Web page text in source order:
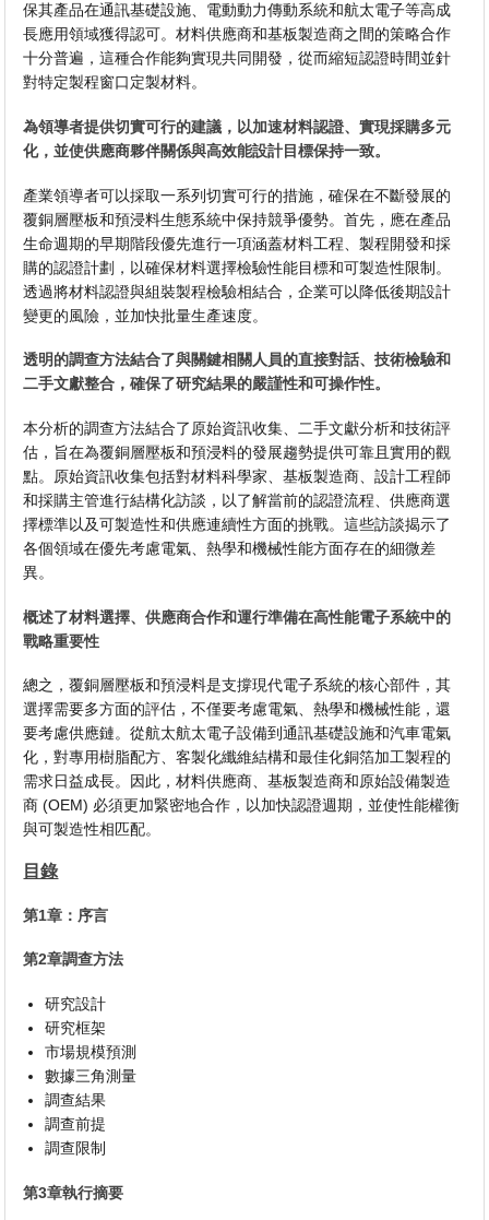
保其產品在通訊基礎設施、電動動力傳動系統和航太電子等高成
長應用領域獲得認可。材料供應商和基板製造商之間的策略合作
十分普遍，這種合作能夠實現共同開發，從而縮短認證時間並針
對特定製程窗口定製材料。
為領導者提供切實可行的建議，以加速材料認證、實現採購多元
化，並使供應商夥伴關係與高效能設計目標保持一致。
產業領導者可以採取一系列切實可行的措施，確保在不斷發展的
覆銅層壓板和預浸料生態系統中保持競爭優勢。首先，應在產品
生命週期的早期階段優先進行一項涵蓋材料工程、製程開發和採
購的認證計劃，以確保材料選擇檢驗性能目標和可製造性限制。
透過將材料認證與組裝製程檢驗相結合，企業可以降低後期設計
變更的風險，並加快批量生產速度。
透明的調查方法結合了與關鍵相關人員的直接對話、技術檢驗和
二手文獻整合，確保了研究結果的嚴謹性和可操作性。
本分析的調查方法結合了原始資訊收集、二手文獻分析和技術評
估，旨在為覆銅層壓板和預浸料的發展趨勢提供可靠且實用的觀
點。原始資訊收集包括對材料科學家、基板製造商、設計工程師
和採購主管進行結構化訪談，以了解當前的認證流程、供應商選
擇標準以及可製造性和供應連續性方面的挑戰。這些訪談揭示了
各個領域在優先考慮電氣、熱學和機械性能方面存在的細微差
異。
概述了材料選擇、供應商合作和運行準備在高性能電子系統中的
戰略重要性
總之，覆銅層壓板和預浸料是支撐現代電子系統的核心部件，其
選擇需要多方面的評估，不僅要考慮電氣、熱學和機械性能，還
要考慮供應鏈。從航太航太電子設備到通訊基礎設施和汽車電氣
化，對專用樹脂配方、客製化纖維結構和最佳化銅箔加工製程的
需求日益成長。因此，材料供應商、基板製造商和原始設備製造
商 (OEM) 必須更加緊密地合作，以加快認證週期，並使性能權衡
與可製造性相匹配。
目錄
第1章：序言
第2章調查方法
研究設計
研究框架
市場規模預測
數據三角測量
調查結果
調查前提
調查限制
第3章執行摘要